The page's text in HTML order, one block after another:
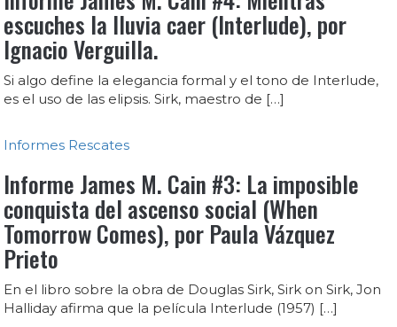
escuches la lluvia caer (Interlude), por
Ignacio Verguilla.
Si algo define la elegancia formal y el tono de Interlude,
es el uso de las elipsis. Sirk, maestro de […]
Informes Rescates
Informe James M. Cain #3: La imposible
conquista del ascenso social (When
Tomorrow Comes), por Paula Vázquez
Prieto
En el libro sobre la obra de Douglas Sirk, Sirk on Sirk, Jon
Halliday afirma que la película Interlude (1957) […]